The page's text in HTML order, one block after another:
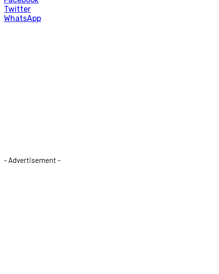
Twitter
WhatsApp
- Advertisement -